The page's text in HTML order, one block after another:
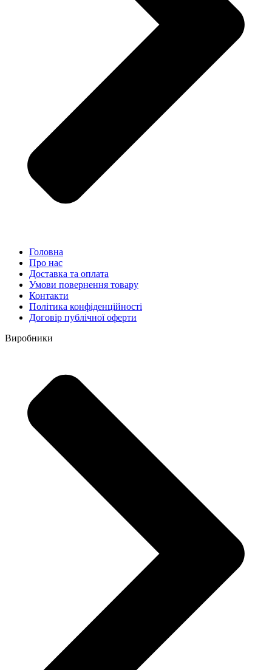
Головна
Про нас
Доставка та оплата
Умови повернення товару
Контакти
Політика конфіденційності
Договір публічної оферти
Виробники